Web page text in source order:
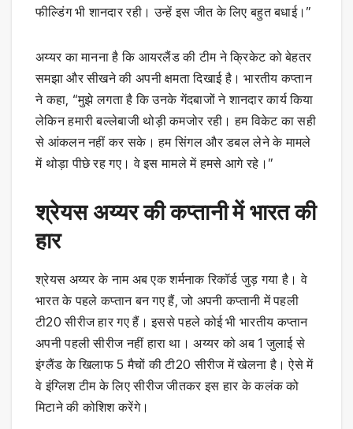
फील्डिंग भी शानदार रही। उन्हें इस जीत के लिए बहुत बधाई।”
अय्यर का मानना है कि आयरलैंड की टीम ने क्रिकेट को बेहतर
समझा और सीखने की अपनी क्षमता दिखाई है। भारतीय कप्तान
ने कहा, “मुझे लगता है कि उनके गेंदबाजों ने शानदार कार्य किया
लेकिन हमारी बल्लेबाजी थोड़ी कमजोर रही। हम विकेट का सही
से आंकलन नहीं कर सके। हम सिंगल और डबल लेने के मामले
में थोड़ा पीछे रह गए। वे इस मामले में हमसे आगे रहे।”
श्रेयस अय्यर की कप्तानी में भारत की
हार
श्रेयस अय्यर के नाम अब एक शर्मनाक रिकॉर्ड जुड़ गया है। वे
भारत के पहले कप्तान बन गए हैं, जो अपनी कप्तानी में पहली
टी20 सीरीज हार गए हैं। इससे पहले कोई भी भारतीय कप्तान
अपनी पहली सीरीज नहीं हारा था। अय्यर को अब 1 जुलाई से
इंग्लैंड के खिलाफ 5 मैचों की टी20 सीरीज में खेलना है। ऐसे में
वे इंग्लिश टीम के लिए सीरीज जीतकर इस हार के कलंक को
मिटाने की कोशिश करेंगे।